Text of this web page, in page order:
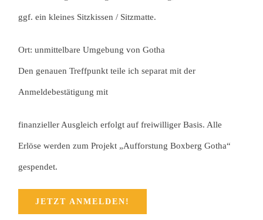
ggf. ein kleines Sitzkissen / Sitzmatte.
Ort: unmittelbare Umgebung von Gotha
Den genauen Treffpunkt teile ich separat mit der
Anmeldebestätigung mit
finanzieller Ausgleich erfolgt auf freiwilliger Basis. Alle
Erlöse werden zum Projekt „Aufforstung Boxberg Gotha“
gespendet.
JETZT ANMELDEN!